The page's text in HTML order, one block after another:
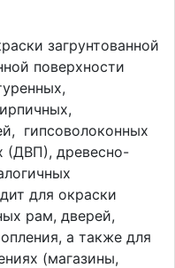
загрунтованной
поверхности
гипсоволоконных
(ДВП), древесно-
для окраски
рам, дверей,
а также для
(магазины,